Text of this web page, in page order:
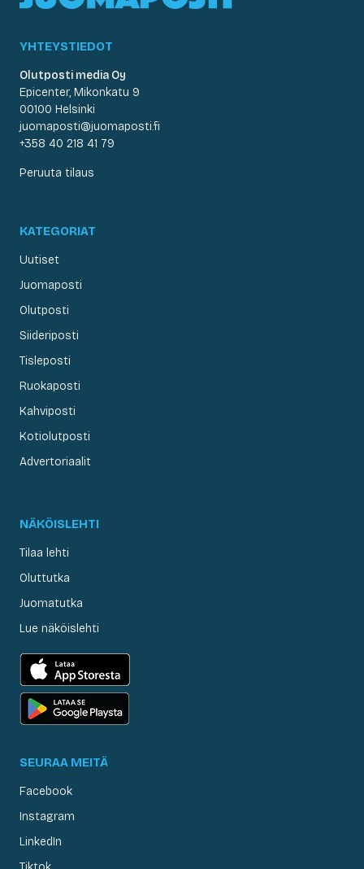
YHTEYSTIEDOT
Olutposti media Oy
Epicenter, Mikonkatu 9
00100 Helsinki
juomaposti@juomaposti.fi
+358 40 218 41 79
Peruuta tilaus
KATEGORIAT
Uutiset
Juomaposti
Olutposti
Siideriposti
Tisleposti
Ruokaposti
Kahviposti
Kotiolutposti
Advertoriaalit
NÄKÖISLEHTI
Tilaa lehti
Oluttutka
Juomatutka
Lue näköislehti
SEURAA MEITÄ
Facebook
Instagram
LinkedIn